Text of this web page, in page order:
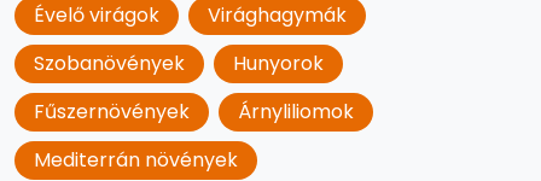
Évelő virágok
Virághagymák
Szobanövények
Hunyorok
Fűszernövények
Árnyliliomok
Mediterrán növények